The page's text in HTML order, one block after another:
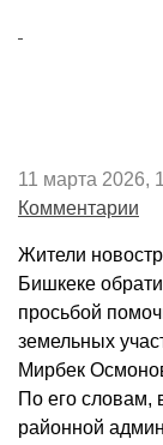
11 марта
Комментарии
Жители
Бишкеке
просьбой
земельных
Мирбек
По его словам,
районной